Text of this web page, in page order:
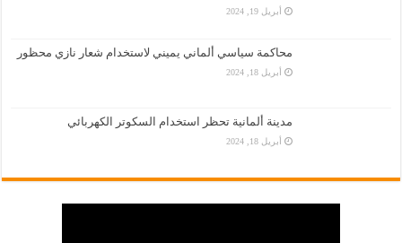
أبريل 19, 2024
محاكمة سياسي ألماني يميني لاستخدام شعار نازي محظور
أبريل 18, 2024
مدينة ألمانية تحظر استخدام السكوتر الكهربائي
أبريل 18, 2024